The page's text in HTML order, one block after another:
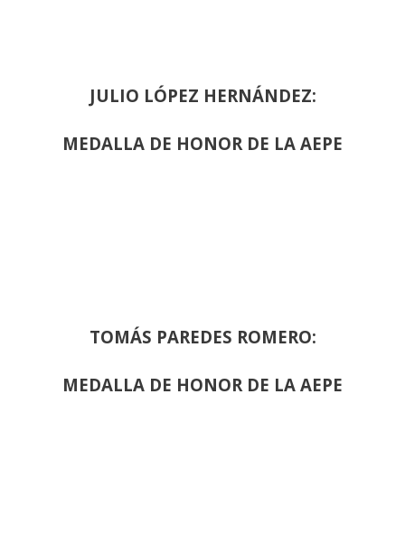
JULIO LÓPEZ HERNÁNDEZ:
MEDALLA DE HONOR DE LA AEPE
TOMÁS PAREDES ROMERO:
MEDALLA DE HONOR DE LA AEPE